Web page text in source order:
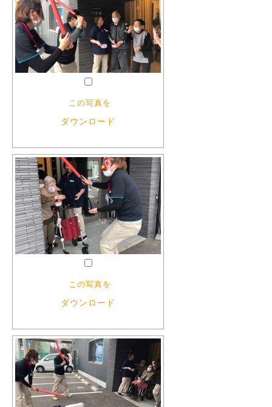
この写真を
ダウンロード
この写真を
ダウンロード